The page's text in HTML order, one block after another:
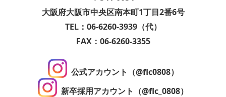
大阪府大阪市中央区南本町1丁目2番6号
TEL：06-6260-3939（代）
FAX：06-6260-3355
公式アカウント（@flc0808）
新卒採用アカウント（@flc_0808）